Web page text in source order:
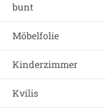
bunt
Möbelfolie
Kinderzimmer
Kvilis